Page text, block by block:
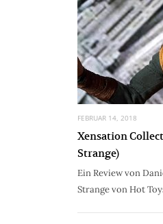
FEBRUAR 14, 2018
Xensation
Strange)
Ein Review von
Strange von Hot